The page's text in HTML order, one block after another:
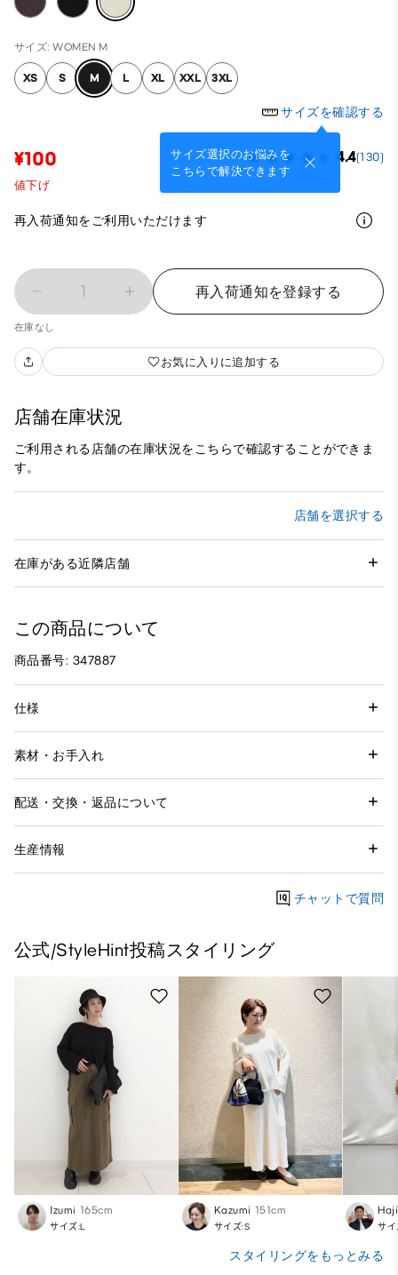
サイズ: WOMEN M
XS S M L XL XXL 3XL
サイズを確認する
サイズ選択のお悩みを
こちらで解決できます
¥100 4.4(130)
値下げ
再入荷通知をご利用いただけます
1 再入荷通知を登録する
在庫なし
お気に入りに追加する
店舗在庫状況
ご利用される店舗の在庫状況をこちらで確認することができま
す。
店舗を選択する
在庫がある近隣店舗
この商品について
商品番号: 347887
仕様
素材・お手入れ
配送・交換・返品について
生産情報
チャットで質問
公式/StyleHint投稿スタイリング
Izumi 165cm
サイズ:L
Kazumi 151cm
サイズ:S サ
スタイリングをもっとみる